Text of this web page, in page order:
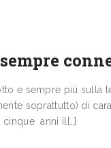
e sempre più sulla
soprattutto) di
anni il[…]